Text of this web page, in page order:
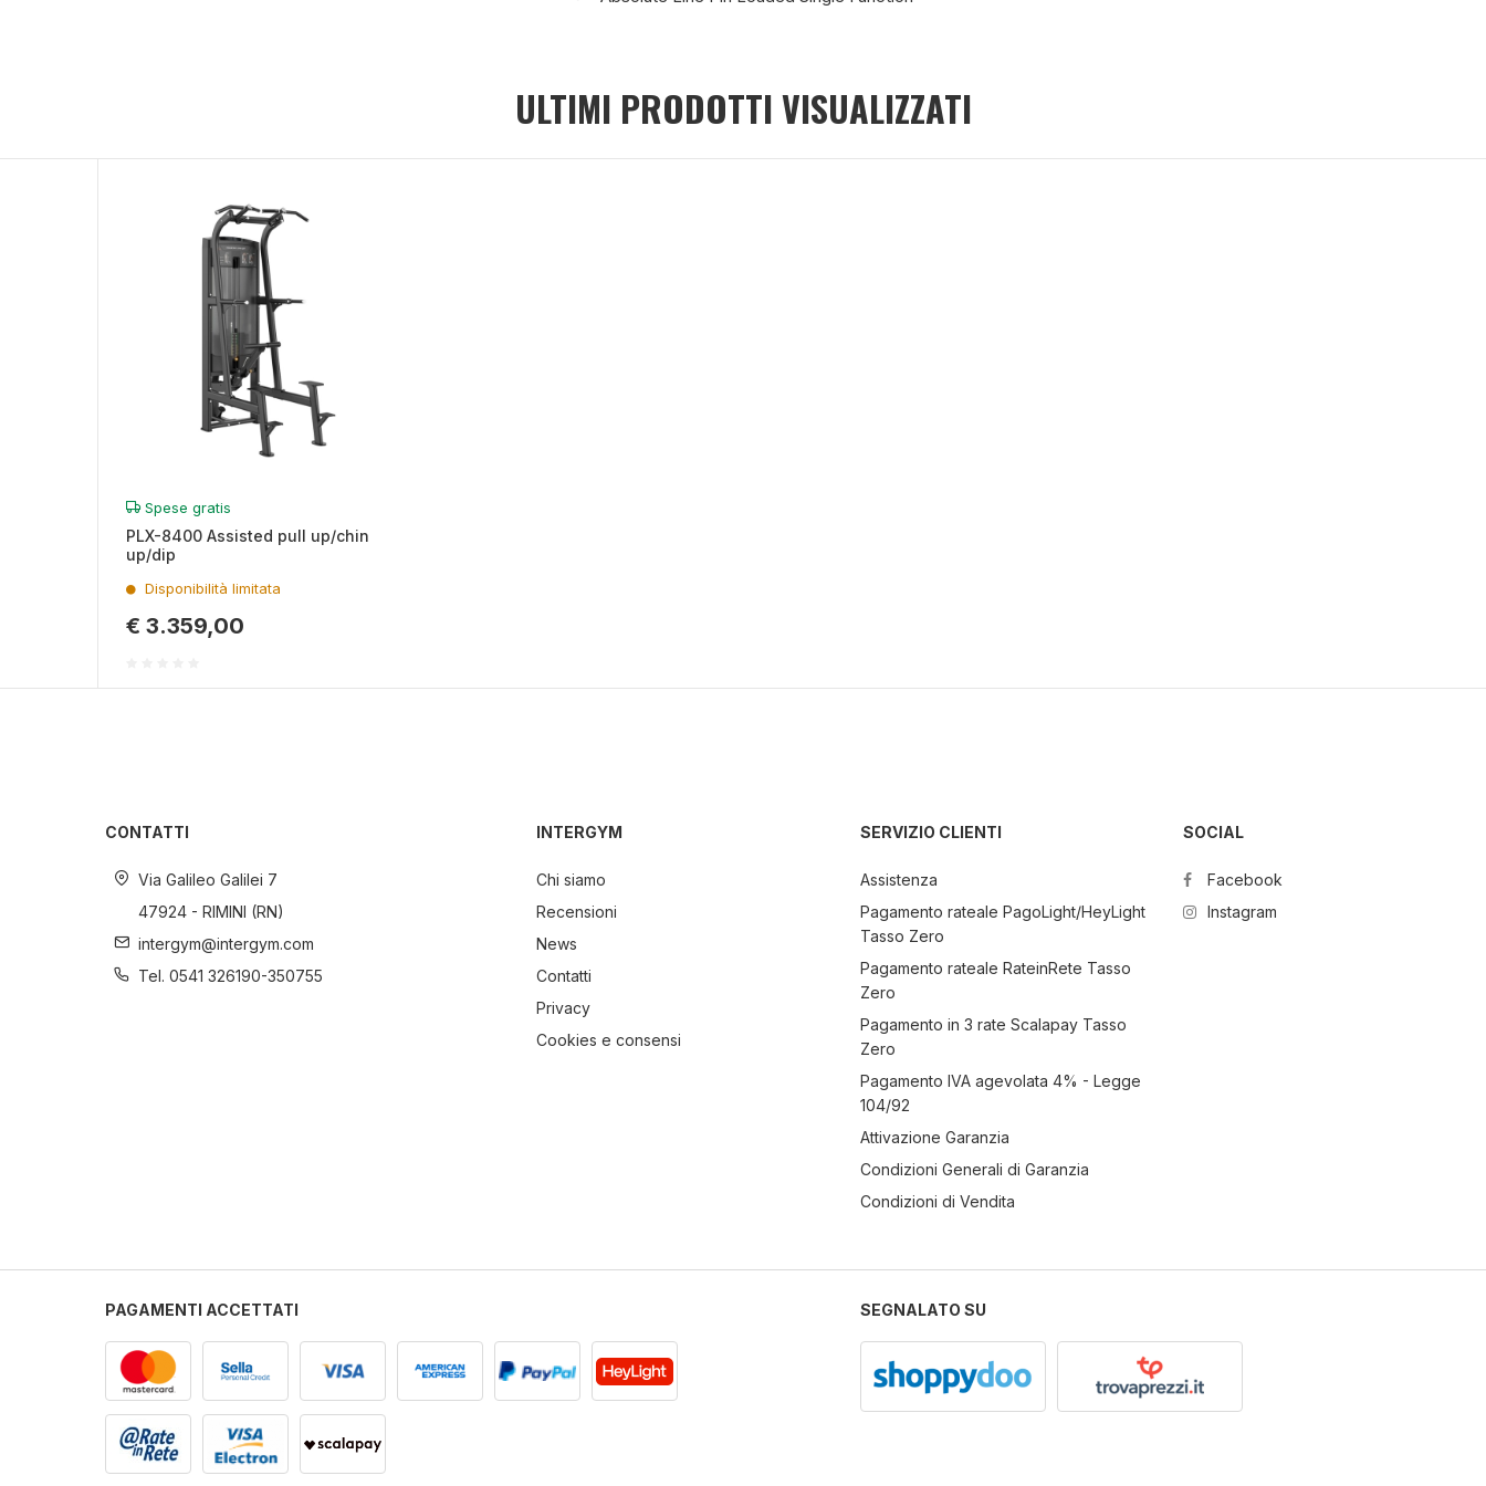
ULTIMI PRODOTTI VISUALIZZATI
Spese gratis
PLX-8400 Assisted pull up/chin
up/dip
Disponibilità limitata
€ 3.359,00
CONTATTI
Via Galileo Galilei 7
47924 - RIMINI (RN)
intergym@intergym.com
Tel. 0541 326190-350755
INTERGYM
Chi siamo
Recensioni
News
Contatti
Privacy
Cookies e consensi
SERVIZIO CLIENTI
Assistenza
Pagamento rateale PagoLight/HeyLight
Tasso Zero
Pagamento rateale RateinRete Tasso
Zero
Pagamento in 3 rate Scalapay Tasso
Zero
Pagamento IVA agevolata 4% - Legge
104/92
Attivazione Garanzia
Condizioni Generali di Garanzia
Condizioni di Vendita
SOCIAL
Facebook
Instagram
PAGAMENTI ACCETTATI SEGNALATO SU